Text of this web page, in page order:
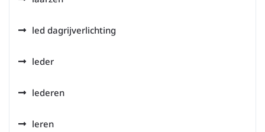
led dagrijverlichting
leder
lederen
leren